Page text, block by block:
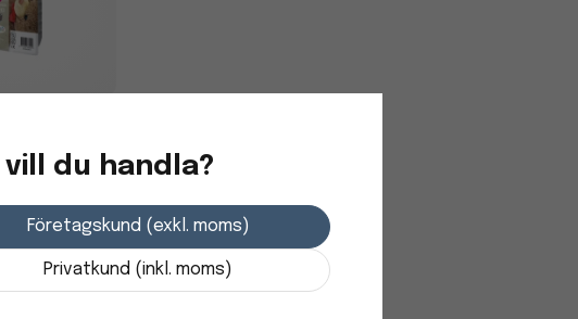
från
+
vill du handla?
Företagskund (exkl. moms)
Privatkund (inkl. moms)